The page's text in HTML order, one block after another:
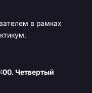
в рамках
Четвертый